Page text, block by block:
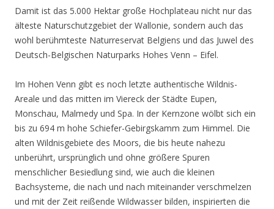
Damit ist das 5.000 Hektar große Hochplateau nicht nur das
älteste Naturschutzgebiet der Wallonie, sondern auch das
wohl berühmteste Naturreservat Belgiens und das Juwel des
Deutsch-Belgischen Naturparks Hohes Venn – Eifel.
Im Hohen Venn gibt es noch letzte authentische Wildnis-
Areale und das mitten im Viereck der Städte Eupen,
Monschau, Malmedy und Spa. In der Kernzone wölbt sich ein
bis zu 694 m hohe Schiefer-Gebirgskamm zum Himmel. Die
alten Wildnisgebiete des Moors, die bis heute nahezu
unberührt, ursprünglich und ohne größere Spuren
menschlicher Besiedlung sind, wie auch die kleinen
Bachsysteme, die nach und nach miteinander verschmelzen
und mit der Zeit reißende Wildwasser bilden, inspirierten die